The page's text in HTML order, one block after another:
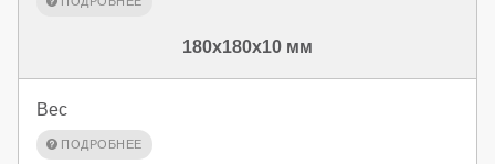
180x180x10 мм
Вес